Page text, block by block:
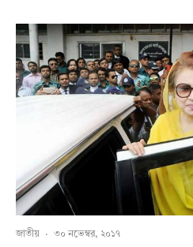
জাতীয় · ৩০ নভেম্বর, ২০১৭